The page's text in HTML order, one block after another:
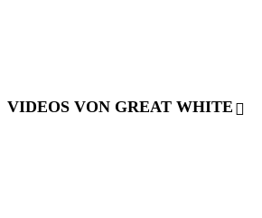
VIDEOS VON GREAT WHITE